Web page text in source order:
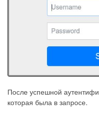
После успешной
которая была в запросе.